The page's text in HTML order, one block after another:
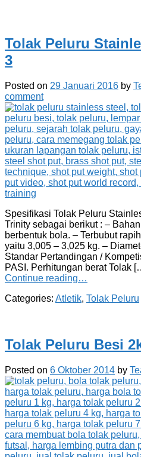
Tolak Peluru
3
Posted on 29 Januari 2016 by
comment
Spesifikasi Tolak Peluru
Trinity sebagai berikut : –
berbentuk bola. – Terbubut
yaitu 3,005 – 3,025 kg. –
Standar Pertandingan /
PASI. Perhitungan berat Tolak
Continue reading…
Categories: Atletik, Tolak Peluru
Tolak Peluru Besi
Posted on 6 Oktober 2014 by